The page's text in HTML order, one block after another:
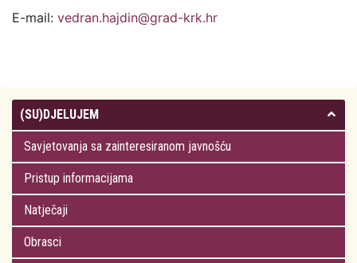
E-mail: vedran.hajdin@grad-krk.hr
(SU)DJELUJEM
Savjetovanja sa zainteresiranom javnošću
Pristup informacijama
Natječaji
Obrasci